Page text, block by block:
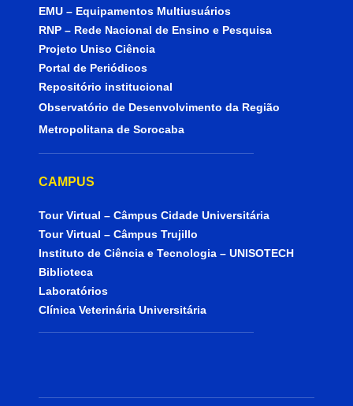
EMU – Equipamentos Multiusuários
RNP – Rede Nacional de Ensino e Pesquisa
Projeto Uniso Ciência
Portal de Periódicos
Repositório institucional
Observatório de Desenvolvimento da Região
Metropolitana de Sorocaba
CAMPUS
Tour Virtual – Câmpus Cidade Universitária
Tour Virtual – Câmpus Trujillo
Instituto de Ciência e Tecnologia – UNISOTECH
Biblioteca
Laboratórios
Clínica Veterinária Universitária